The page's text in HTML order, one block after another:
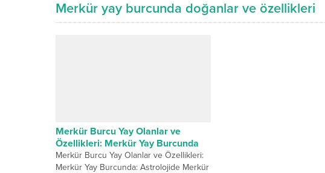
Merkür yay burcunda doğanlar ve özellikleri
Merkür Burcu Yay Olanlar ve
Özellikleri: Merkür Yay Burcunda
Merkür Burcu Yay Olanlar ve Özellikleri:
Merkür Yay Burcunda: Astrolojide Merkür